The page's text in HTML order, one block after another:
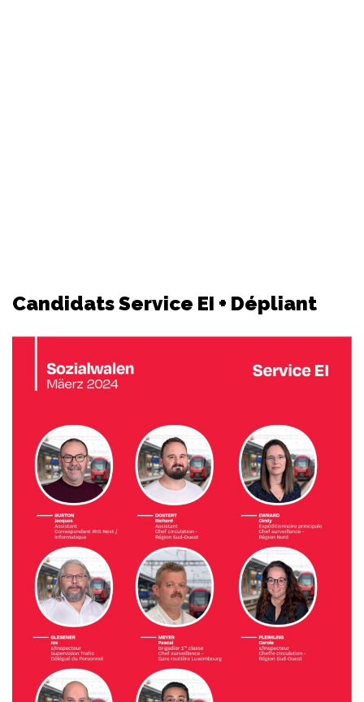
Candidats Service EI + Dépliant